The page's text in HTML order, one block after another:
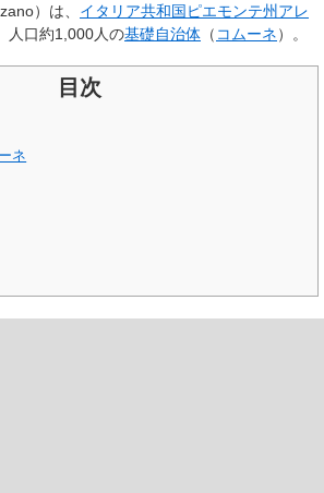
）は、 イタリア共和国ピエモンテ州アレ
人口約1,000人の基礎自治体 （ コムーネ）。
目次
ネ